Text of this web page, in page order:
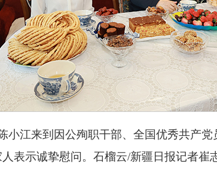
小江来到因公殉职干部、全国优秀共产
表示诚挚慰问。石榴云/新疆日报记者崔